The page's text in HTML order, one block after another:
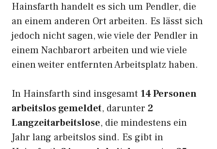
Hainsfarth handelt es sich um Pendler, die
an einem anderen Ort arbeiten. Es lässt sich
jedoch nicht sagen, wie viele der Pendler in
einem Nachbarort arbeiten und wie viele
einen weiter entfernten Arbeitsplatz haben.
In Hainsfarth sind insgesamt 14 Personen
arbeitslos gemeldet, darunter 2
Langzeitarbeitslose, die mindestens ein
Jahr lang arbeitslos sind. Es gibt in